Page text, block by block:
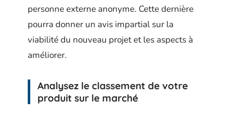
personne externe anonyme. Cette dernière
pourra donner un avis impartial sur la
viabilité du nouveau projet et les aspects à
améliorer.
Analysez le classement de votre
produit sur le marché